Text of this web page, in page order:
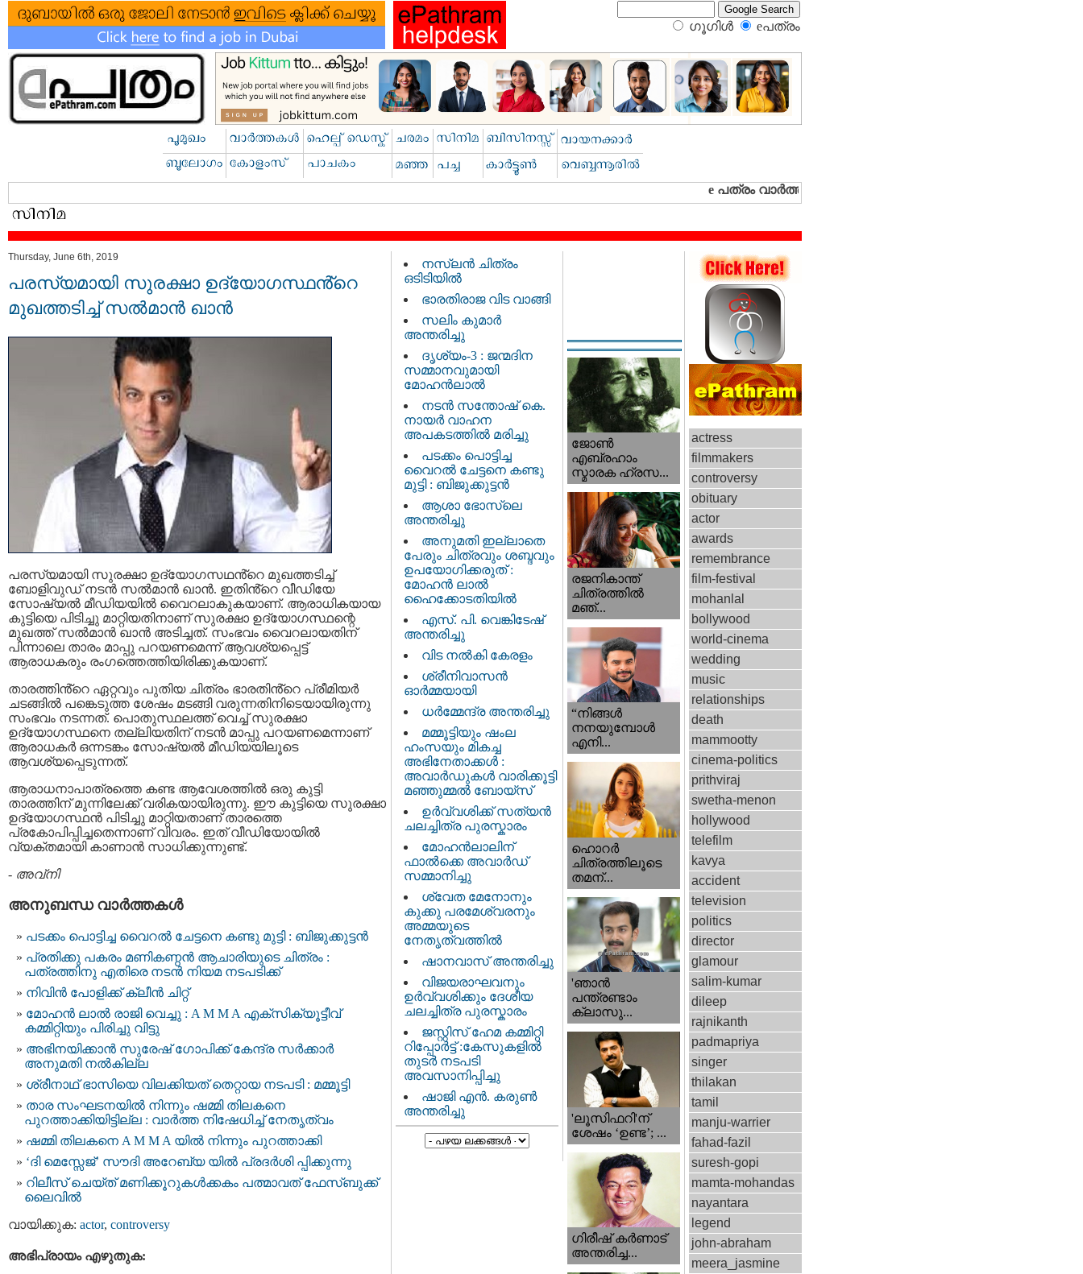
ഗൂഗിള്‍ eപത്രം‍
Thursday, June 6th, 2019
പരസ്യമായി സുരക്ഷാ ഉദ്യോഗസ്ഥൻ്റെ
മുഖത്തടിച്ച് സല്‍മാന്‍ ഖാന്‍
പരസ്യമായി സുരക്ഷാ ഉദ്യോഗസഥൻ്റെ മുഖത്തടിച്ച്
ബോളിവുഡ് നടൻ സല്‍മാന്‍ ഖാന്‍. ഇതിൻ്റെ വീഡിയേ
സോഷ്യൽ മീഡിയയിൽ വൈറലാകുകയാണ്. ആരാധികയായ
കുട്ടിയെ പിടിച്ചു മാറ്റിയതിനാണ് സുരക്ഷാ ഉദ്യോഗസ്ഥന്റെ
മുഖത്ത് സല്‍മാന്‍ ഖാന്‍ അടിച്ചത്. സംഭവം വൈറലായതിന്
പിന്നാലെ താരം മാപ്പു പറയണമെന്ന് ആവശ്യപ്പെട്ട്
ആരാധകരും രംഗത്തെത്തിയിരിക്കുകയാണ്.
താരത്തിൻ്റെ ഏറ്റവും പുതിയ ചിത്രം ഭാരതിൻ്റെ പ്രീമിയര്‍
ചടങ്ങില്‍ പങ്കെടുത്ത ശേഷം മടങ്ങി വരുന്നതിനിടെയായിരുന്നു
സംഭവം നടന്നത്. പൊതുസ്ഥലത്ത് വെച്ച് സുരക്ഷാ
ഉദ്യോഗസ്ഥനെ തല്ലിയതിന് നടന്‍ മാപ്പു പറയണമെന്നാണ്
ആരാധകര്‍ ഒന്നടങ്കം സോഷ്യല്‍ മീഡിയയിലൂടെ
ആവശ്യപ്പെടുന്നത്.
ആരാധനാപാത്രത്തെ കണ്ട ആവേശത്തില്‍ ഒരു കുട്ടി
താരത്തിന് മുന്നിലേക്ക് വരികയായിരുന്നു. ഈ കുട്ടിയെ സുരക്ഷാ
ഉദ്യോഗസ്ഥന്‍ പിടിച്ചു മാറ്റിയതാണ് താരത്തെ
പ്രകോപിപ്പിച്ചതെന്നാണ് വിവരം. ഇത് വീഡിയോയില്‍
വ്യക്തമായി കാണാൻ സാധിക്കുന്നുണ്ട്.
- അവ്നി
അനുബന്ധ വാര്‍ത്തകള്‍
പടക്കം പൊട്ടിച്ച വൈറൽ ചേട്ടനെ കണ്ടു മുട്ടി : ബിജുക്കുട്ടൻ
പ്രതിക്കു പകരം മണികണ്ഠൻ ആചാരിയുടെ ചിത്രം :
പത്രത്തിനു എതിരെ നടൻ നിയമ നടപടിക്ക്
നിവിന്‍ പോളിക്ക് ക്ലീന്‍ ചിറ്റ്
മോഹൻ ലാൽ രാജി വെച്ചു : A M M A എക്സിക്യൂട്ടീവ്
കമ്മിറ്റിയും പിരിച്ചു വിട്ടു
അഭിനയിക്കാന്‍ സുരേഷ് ഗോപിക്ക് കേന്ദ്ര സര്‍ക്കാര്‍
അനുമതി നൽകില്ല
ശ്രീനാഥ് ഭാസിയെ വിലക്കിയത് തെറ്റായ നടപടി : മമ്മൂട്ടി
താര സംഘടനയിൽ നിന്നും ഷമ്മി തിലകനെ
പുറത്താക്കിയിട്ടില്ല : വാർത്ത നിഷേധിച്ച് നേതൃത്വം
ഷമ്മി തിലകനെ A M M A യില്‍ നിന്നും പുറത്താക്കി
‘ദി മെസ്സേജ്​’ സൗദി അറേബ്യ യില്‍ പ്രദര്‍ശി പ്പിക്കുന്നു
റിലീസ് ചെയ്ത് മണിക്കൂറുകൾക്കകം പത്മാവത് ഫേസ്ബുക്ക്
ലൈവിൽ
വായിക്കുക: actor, controversy
അഭിപ്രായം എഴുതുക:
നസ്‌ലൻ ചിത്രം
ഒടിടിയിൽ
ഭാരതിരാജ വിട വാങ്ങി
സലിം കുമാർ
അന്തരിച്ചു
ദൃശ്യം-3 : ജന്മദിന
സമ്മാനവുമായി
മോഹൻലാൽ
നടന്‍ സന്തോഷ് കെ.
നായര്‍ വാഹന
അപകടത്തില്‍ മരിച്ചു
പടക്കം പൊട്ടിച്ച
വൈറൽ ചേട്ടനെ കണ്ടു
മുട്ടി : ബിജുക്കുട്ടൻ
ആശാ ഭോസ്‌ലെ
അന്തരിച്ചു
അനുമതി ഇല്ലാതെ
പേരും ചിത്രവും ശബ്ദവും
ഉപയോഗിക്കരുത് :
മോഹന്‍ ലാല്‍
ഹൈക്കോടതിയിൽ
എസ്. പി. വെങ്കിടേഷ്
അന്തരിച്ചു
വിട നല്‍കി കേരളം
ശ്രീനിവാസന്‍
ഓര്‍മ്മയായി
ധര്‍മ്മേന്ദ്ര അന്തരിച്ചു
മമ്മൂട്ടിയും ഷംല
ഹംസയും മികച്ച
അഭിനേതാക്കൾ :
അവാർഡുകൾ വാരിക്കൂട്ടി
മഞ്ഞുമ്മൽ ബോയ്സ്
ഉർവ്വശിക്ക് സത്യൻ
ചലച്ചിത്ര പുരസ്കാരം
മോഹൻലാലിന്
ഫാല്‍ക്കെ അവാര്‍ഡ്
സമ്മാനിച്ചു
ശ്വേത മേനോനും
കുക്കു പരമേശ്വരനും
അമ്മയുടെ
നേതൃത്വത്തിൽ
ഷാനവാസ് അന്തരിച്ചു
വിജയരാഘവനും
ഉര്‍വ്വശിക്കും ദേശീയ
ചലച്ചിത്ര പുരസ്കാരം
ജസ്റ്റിസ്‌ ഹേമ കമ്മിറ്റി
റിപ്പോർട്ട് : കേസുകളിൽ
തുടർ നടപടി
അവസാനിപ്പിച്ചു
ഷാജി എൻ. കരുൺ
അന്തരിച്ചു
ജോണ്‍
എബ്രഹാം
സ്മാരക ഹ്രസ...
രജനികാന്ത്
ചിത്രത്തിൽ
മഞ്...
“നിങ്ങള്‍
നനയുമ്പോള്‍
എനി...
ഹൊറര്‍
ചിത്രത്തിലൂടെ
തമന്...
'ഞാന്‍
പന്ത്രണ്ടാം
ക്ലാസു...
'ലൂസിഫറി'ന്
ശേഷം ‘ഉണ്ട’; ...
ഗിരീഷ് കര്‍ണാട്
അന്തരിച്ച...
actress
filmmakers
controversy
obituary
actor
awards
remembrance
film-festival
mohanlal
bollywood
world-cinema
wedding
music
relationships
death
mammootty
cinema-politics
prithviraj
swetha-menon
hollywood
telefilm
kavya
accident
television
politics
director
glamour
salim-kumar
dileep
rajnikanth
padmapriya
singer
thilakan
tamil
manju-warrier
fahad-fazil
suresh-gopi
mamta-mohandas
nayantara
legend
john-abraham
meera_jasmine